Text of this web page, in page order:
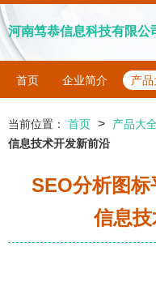
河南笃恭信息科技有限公
首页 企业简介 产
当前位置： 首页 > 产品大
信息技术开发新前沿
SEO分析图
信息